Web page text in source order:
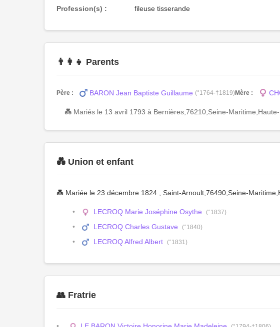
Profession(s) : fileuse tisserande
👨‍👩‍👧 Parents
Père : BARON Jean Baptiste Guillaume (°1764-†1819)Mère :
💑 Mariés le 13 avril 1793 à Bernières,76210,Seine-
💑 Union et enfant
💑 Mariée le 23 décembre 1824 , Saint-Arnoult,76490,Seine-
LECROQ Marie Joséphine Osythe (°1837)
LECROQ Charles Gustave (°1840)
LECROQ Alfred Albert (°1831)
👥 Fratrie